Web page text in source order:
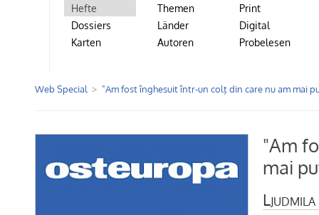
Hefte
Dossiers
Karten
Themen
Länder
Autoren
Print
Digital
Probelesen
Web Special "Am fost înghesuit într-un colţ din care nu am mai
"Am
mai